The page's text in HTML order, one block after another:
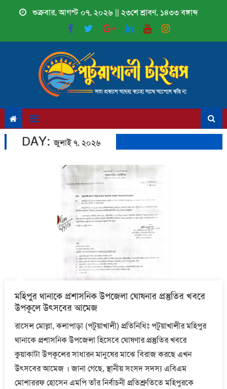
শুক্রবার, আগস্ট ০৭, ২০২৬ || ২৩শে শ্রাবণ, ১৪৩৩ বঙ্গাব্দ
DAY:জুলাই ৭, ২০২৬
মহিপুর থানাকে প্রশাসনিক উপজেলা ঘোষনার প্রস্তুতির খবরে
উপকূলে উৎসবের আমেজ
রাসেল মোল্লা, কলাপাড়া (পটুয়াখালী) প্রতিনিধিঃ পটুয়াখালীর মহিপুর
থানাকে প্রশাসনিক উপজেলা হিসেবে ঘোষণার প্রস্তুতির খবরে
কুয়াকাটা উপকূলের সাধারন মানুষের মাঝে বিরাজ করছে এখন
উৎসবের আমেজ । জানা গেছে, স্থানীয় সংসদ সদস্য এবিএম
মোশাররফ হোসেন এমপি তাঁর নির্বাচনী প্রতিশ্রুতিতে মহিপুরকে